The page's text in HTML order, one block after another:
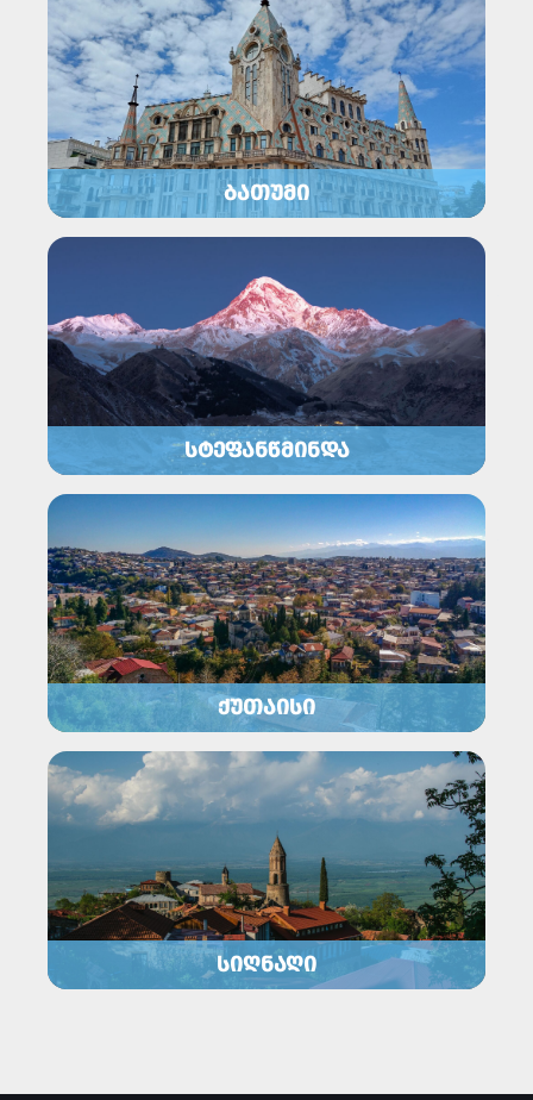
ᲑᲐᲗᲣᲛᲘ
ᲡᲢᲔᲤᲐᲜᲬᲛᲘᲜᲓᲐ
ᲥᲣᲗᲐᲘᲡᲘ
ᲡᲘᲦᲜᲐᲦᲘ